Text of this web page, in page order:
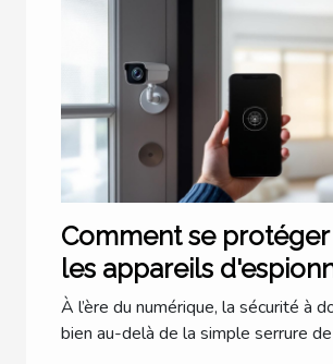
Comment se
les appareils
domicile ?
À l’ère du numérique, la sécurité à
bien au-delà de la simple serrure